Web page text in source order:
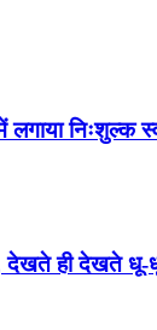
निःशुल्क
ही देखते धू-